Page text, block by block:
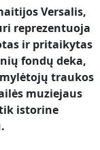
Versalis,
reprezentuoja
ir pritaikytas
fondų deka,
traukos
muziejaus
istorine